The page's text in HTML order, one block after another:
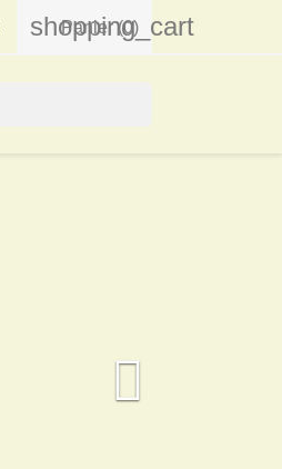
shopping_cart
Panier (0)
